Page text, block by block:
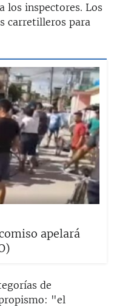
los inspectores. Los
carretilleros para
apelará
de
"el